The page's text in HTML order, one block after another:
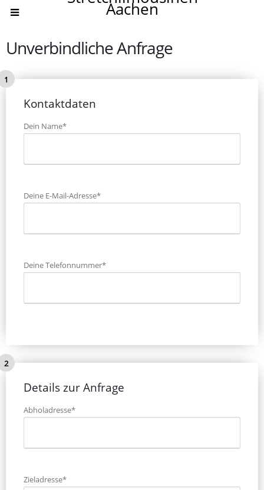
Aachen
Unverbindliche Anfrage
Kontaktdaten
Dein Name*
Deine E-Mail-Adresse*
Deine Telefonnummer*
Details zur Anfrage
Abholadresse*
Zieladresse*